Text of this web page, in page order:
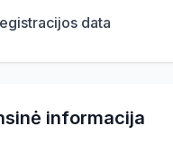
data
informacija